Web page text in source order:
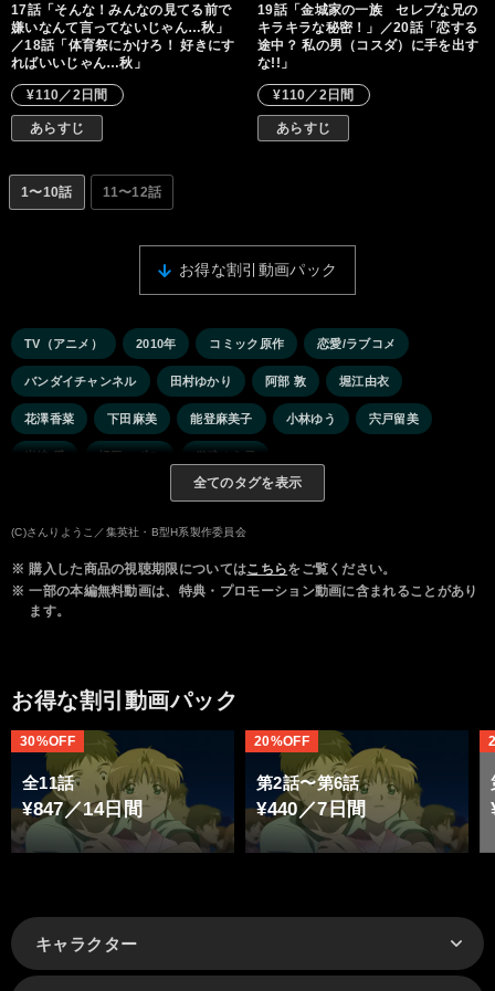
17話「そんな！みんなの見てる前で
嫌いなんて言ってないじゃん…秋」
／18話「体育祭にかけろ！ 好きにす
ればいいじゃん…秋」
¥110／2日間
あらすじ
19話「金城家の一族 セレブな兄の
キラキラな秘密！」／20話「恋する
途中？ 私の男（コスダ）に手を出す
な!!」
¥110／2日間
あらすじ
1〜10話 11〜12話
お得な割引動画パック
TV（アニメ） 2010年 コミック原作 恋愛/ラブコメ
バンダイチャンネル 田村ゆかり 阿部 敦 堀江由衣
花澤香菜 下田麻美 能登麻美子 小林ゆう 宍戸留美
岩崎 愛 橘田いずみ 儀武ゆう子
全てのタグを表示
(C)さんりようこ／集英社・B型H系製作委員会
※ 購入した商品の視聴期限についてはこちらをご覧ください。
※ 一部の本編無料動画は、特典・プロモーション動画に含まれることがあり
ます。
お得な割引動画パック
全11話
¥847／14日間
30%OFF
第2話〜第6話
¥440／7日間
20%OFF
キャラクター